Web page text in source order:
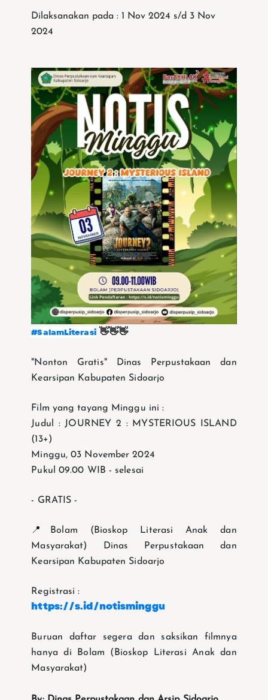
Dilaksanakan pada : 1 Nov 2024 s/d 3 Nov
2024
#SalamLiterasi👋👋👋
"Nonton Gratis" Dinas Perpustakaan dan
Kearsipan Kabupaten Sidoarjo
Film yang tayang Minggu ini :
Judul : JOURNEY 2 : MYSTERIOUS ISLAND
(13+)
Minggu, 03 November 2024
Pukul 09.00 WIB - selesai
- GRATIS -
📍Bolam (Bioskop Literasi Anak dan
Masyarakat) Dinas Perpustakaan dan
Kearsipan Kabupaten Sidoarjo
Registrasi :
https://s.id/notisminggu
Buruan daftar segera dan saksikan filmnya
hanya di Bolam (Bioskop Literasi Anak dan
Masyarakat)